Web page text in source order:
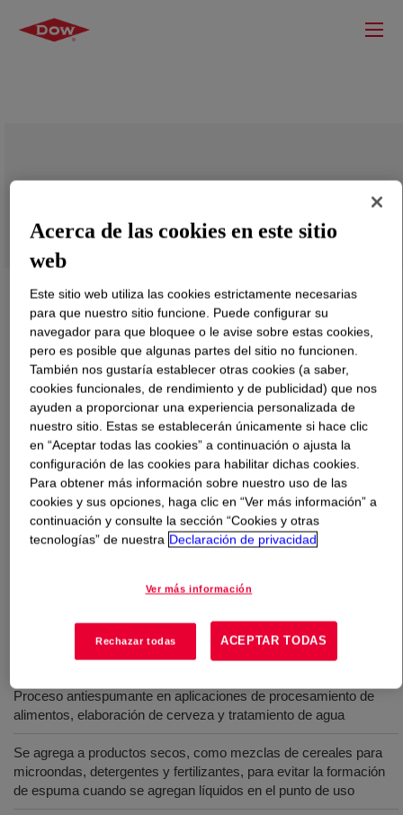
XIAMETER™ ACP-1920 Powdered
Qué esXIAMETER™ ACP-1920 Powdered Antifoam
Antiespumante de silicona en polvo de grado alimenticio
de flujo libre. Útil como antiespumante de procesos en
aplicaciones de procesamiento de alimentos, elaboración
Proceso antiespumante en aplicaciones de procesamiento de
alimentos, elaboración de cerveza y tratamiento de agua
Se agrega a productos secos, como mezclas de cereales para
microondas, detergentes y fertilizantes, para evitar la formación
de espuma cuando se agregan líquidos en el punto de uso
Acerca de las cookies en este sitio
web
Este sitio web utiliza las cookies estrictamente necesarias
para que nuestro sitio funcione. Puede configurar su
navegador para que bloquee o le avise sobre estas cookies,
pero es posible que algunas partes del sitio no funcionen.
También nos gustaría establecer otras cookies (a saber,
cookies funcionales, de rendimiento y de publicidad) que nos
ayuden a proporcionar una experiencia personalizada de
nuestro sitio. Estas se establecerán únicamente si hace clic
en “Aceptar todas las cookies” a continuación o ajusta la
configuración de las cookies para habilitar dichas cookies.
Para obtener más información sobre nuestro uso de las
cookies y sus opciones, haga clic en “Ver más información” a
continuación y consulte la sección “Cookies y otras
tecnologías” de nuestra Declaración de privacidad
Ver más información
Rechazar todas ACEPTAR TODAS